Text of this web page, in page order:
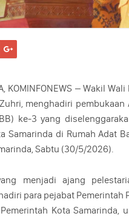
KOMINFONEWS – Wakil
menghadiri pembukaan
ke-3 yang
Samarinda di Rumah Adat
Sabtu (30/5/2026).
menjadi ajang
para pejabat Pemerintah
Kota Samarinda,